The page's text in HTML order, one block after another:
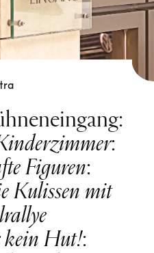
:
:
Figuren:
Kulissen mit
kein Hut!: